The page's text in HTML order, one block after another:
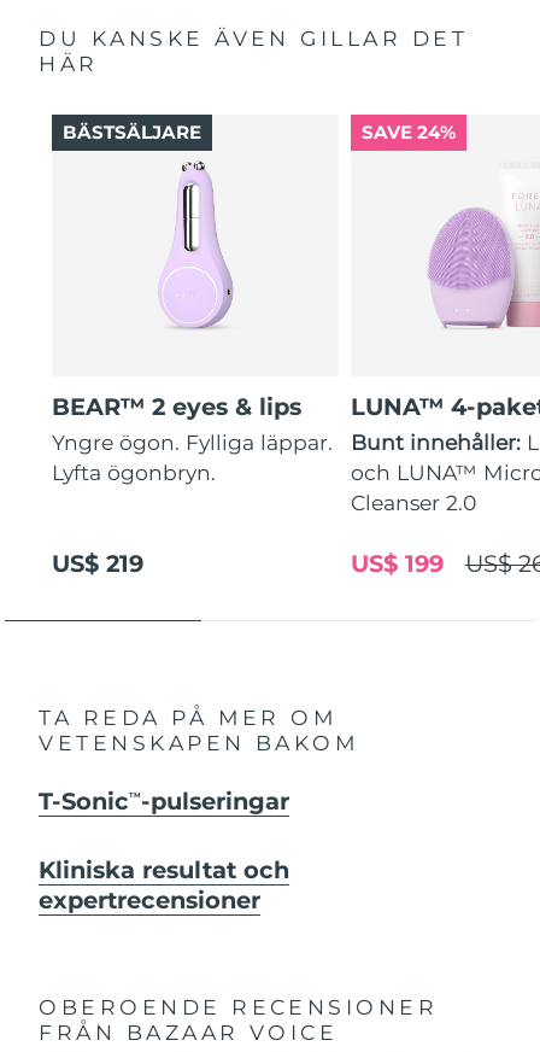
DU KANSKE ÄVEN GILLAR DET
HÄR
BEAR™ 2 eyes & lips
Yngre ögon. Fylliga läppar.
Lyfta ögonbryn.
US$ 219
BÄSTSÄLJARE SAVE 24%
LUNA™ 4-
Bunt innehåller:
och LUNA™
Cleanser 2.0
US$
US$ 199
TA REDA PÅ MER OM
VETENSKAPEN BAKOM
T-SonicTM -pulseringar
Kliniska resultat och
expertrecensioner
OBEROENDE RECENSIONER
FRÅN BAZAAR VOICE